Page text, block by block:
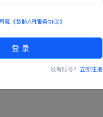
作
意 《数脉API服务协议》
登 录
没有账号？ 立即注册